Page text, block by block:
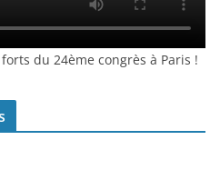
du 24ème congrès à Paris !